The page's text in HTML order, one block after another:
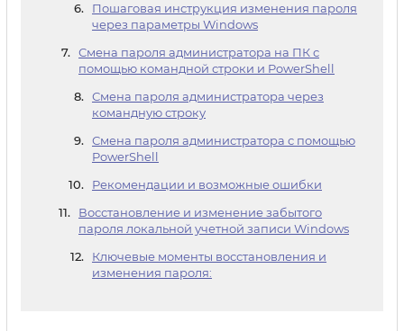
Пошаговая инструкция изменения пароля
через параметры Windows
Смена пароля администратора на ПК с
помощью командной строки и PowerShell
Смена пароля администратора через
командную строку
Смена пароля администратора с помощью
PowerShell
Рекомендации и возможные ошибки
Восстановление и изменение забытого
пароля локальной учетной записи Windows
Ключевые моменты восстановления и
изменения пароля: